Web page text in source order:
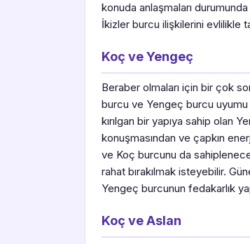
konuda anlaşmaları
İkizler burcu ilişkilerini evlilikle
Koç ve Yengeç
Beraber olmaları için bir çok
burcu ve Yengeç burcu
kırılgan bir yapıya sahip olan
konuşmasından ve çapkın
ve Koç burcunu da
rahat bırakılmak isteyebilir.
Yengeç burcunun fedakarlık
Koç ve Aslan